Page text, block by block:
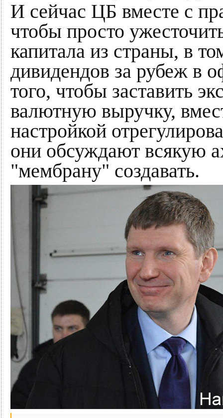
И сейчас ЦБ вместе с
чтобы просто
капитала из страны, в
дивидендов за рубеж в
того, чтобы заставить
валютную выручку,
настройкой
они обсуждают всякую
"мембрану" создавать.